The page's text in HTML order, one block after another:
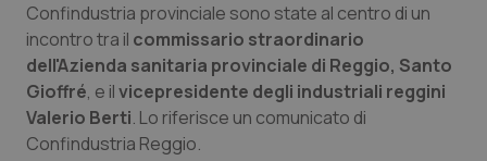
Calabria
Campania
Emilia-Romagna
Asma & BPCO
Car-T
Colesterolo & coronaropatie
Confindustria provinciale sono state al centro di un
incontro tra il commissario straordinario
dell'Azienda sanitaria provinciale di Reggio, Santo
Gioffré, e ilvicepresidente degli industriali reggini
Valerio Berti. Lo riferisce un comunicato di
Confindustria Reggio.